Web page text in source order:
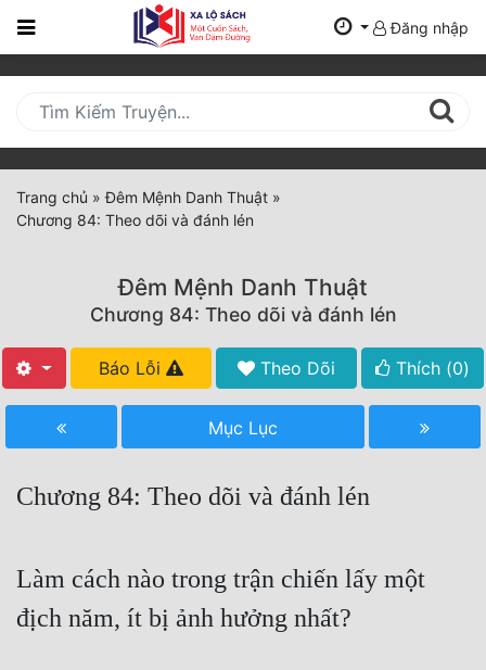
Trang
Mới
Cập
Nhật
(current)
Tất Cả
Hoàn Thành
Truyện Convert
Đăng nhập
Trang chủ »Đêm Mệnh Danh Thuật »
Chương 84: Theo dõi và đánh lén
Đêm Mệnh Danh Thuật
Chương 84: Theo dõi và đánh lén
Báo Lỗi Theo Dõi Thích (0)
Mục Lục
Chương 84: Theo dõi và đánh lén
Làm cách nào trong trận chiến lấy một
địch năm, ít bị ảnh hưởng nhất?